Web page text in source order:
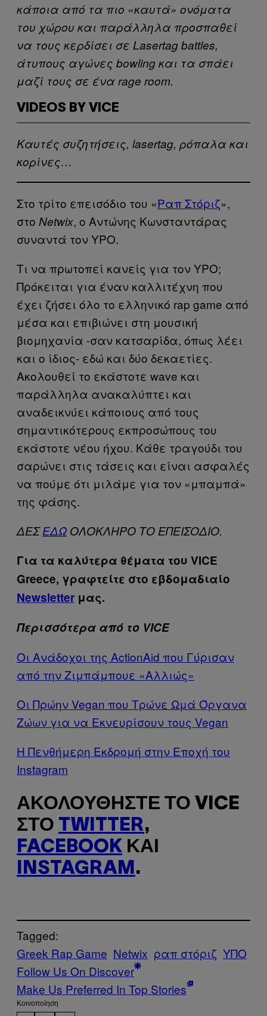
κάποια από τα πιο «καυτά» ονόματα
του χώρου και παράλληλα προσπαθεί
να τους κερδίσει σε Lasertag battles,
άτυπους αγώνες bowling και τα σπάει
μαζί τους σε ένα rage room.
VIDEOS BY VICE
Καυτές συζητήσεις, lasertag, ρόπαλα και
κορίνες…
Στο τρίτο επεισόδιο του «Ραπ Στόριζ»,
στο Netwix, ο Αντώνης Κωνσταντάρας
συναντά τον YPO.
Τι να πρωτοπεί κανείς για τον YPO;
Πρόκειται για έναν καλλιτέχνη που
έχει ζήσει όλο το ελληνικό rap game από
μέσα και επιβιώνει στη μουσική
βιομηχανία -σαν κατσαρίδα, όπως λέει
και ο ίδιος- εδώ και δύο δεκαετίες.
Ακολουθεί το εκάστοτε wave και
παράλληλα ανακαλύπτει και
αναδεικνύει κάποιους από τους
σημαντικότερους εκπροσώπους του
εκάστοτε νέου ήχου. Κάθε τραγούδι του
σαρώνει στις τάσεις και είναι ασφαλές
να πούμε ότι μιλάμε για τον «μπαμπά»
της φάσης.
ΔΕΣΕΔΩ ΟΛΟΚΛΗΡΟ ΤΟ ΕΠΕΙΣΟΔΙΟ.
Για τα καλύτερα θέματα του VICE
Greece, γραφτείτε στο εβδομαδιαίο
Newsletter μας.
Περισσότερα από το VICE
Οι Ανάδοχοι της ActionAid που Γύρισαν
από την Ζιμπάμπουε «Αλλιώς»
Οι Πρώην Vegan που Τρώνε Ωμά Όργανα
Ζώων για να Εκνευρίσουν τους Vegan
H Πενθήμερη Εκδρομή στην Εποχή του
Instagram
ΑΚΟΛΟΥΘΉΣΤΕ ΤΟ VICE
ΣΤΟ TWITTER,
FACEBOOK ΚΑΙ
INSTAGRAM .
Tagged:
Greek Rap Game Netwix ραπ στόριζ ΥΠΟ
Follow Us On Discover
Make Us Preferred In Top Stories
Kοινοποίηση